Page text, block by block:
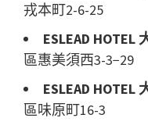
戎本町2-6-25
ESLEAD HOTEL
區惠美須西3-3−29
ESLEAD HOTEL
區味原町16-3